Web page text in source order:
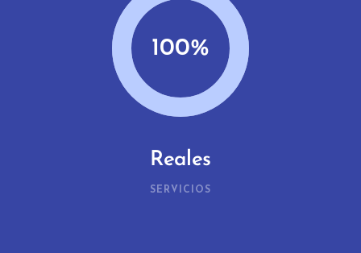
100
Reales
SERVICIOS